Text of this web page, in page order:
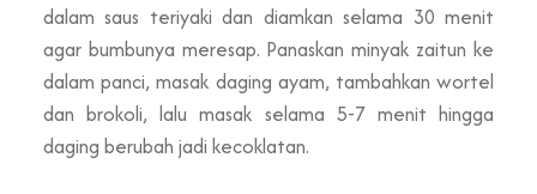
dalam saus teriyaki dan diamkan selama 30 menit
agar bumbunya meresap. Panaskan minyak zaitun ke
dalam panci, masak daging ayam, tambahkan wortel
dan brokoli, lalu masak selama 5-7 menit hingga
daging berubah jadi kecoklatan.